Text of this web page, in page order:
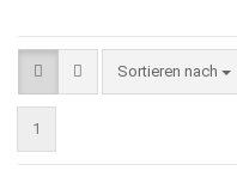
Sortieren nach
Sortieren nach
1